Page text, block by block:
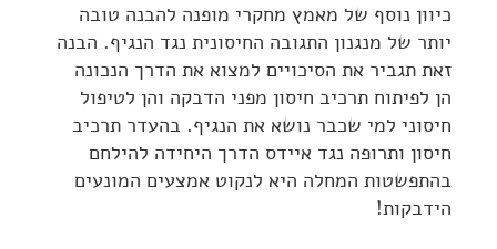
כיוון נוסף של מאמץ מחקרי מופנה להבנה טובה
יותר של מנגנון התגובה החיסונית נגד הנגיף. הבנה
זאת תגביר את הסיכויים למצוא את הדרך הנכונה
הן לפיתוח תרכיב חיסון מפני הדבקה והן לטיפול
חיסוני למי שכבר נושא את הנגיף. בהעדר תרכיב
חיסון ותרופה נגד איידס הדרך היחידה להילחם
בהתפשטות המחלה היא לנקוט אמצעים המונעים
הידבקות!